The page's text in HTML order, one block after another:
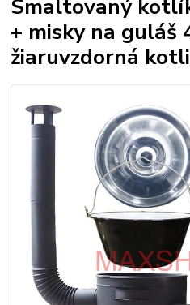
Smaltovaný
+ misky na guláš
žiaruvzdorná